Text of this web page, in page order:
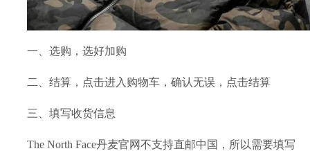
一、选购，选好加购
二、结算，点击进入购物车，确认无误，点击结算
三、填写收货信息
The North Face丹麦官网不支持直邮中国，所以需要填写